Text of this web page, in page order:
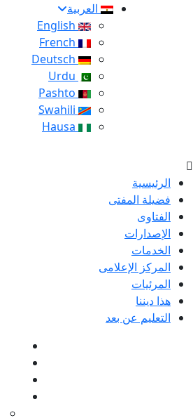
العربية
الرئيسية
فضيلة المفتى
الفتاوى
الإصدارات
الخدمات
المركز الإعلامى
المرئيات
هذا ديننا
التعليم عن بعد